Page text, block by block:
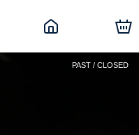
PAST / CLOSED